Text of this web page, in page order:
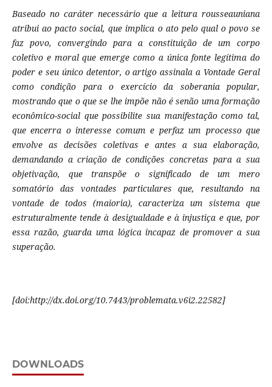
Baseado no caráter necessário que a leitura rousseauniana
atribui ao pacto social, que implica o ato pelo qual o povo se
faz povo, convergindo para a constituição de um corpo
coletivo e moral que emerge como a única fonte legítima do
poder e seu único detentor, o artigo assinala a Vontade Geral
como condição para o exercício da soberania popular,
mostrando que o que se lhe impõe não é senão uma formação
econômico-social que possibilite sua manifestação como tal,
que encerra o interesse comum e perfaz um processo que
envolve as decisões coletivas e antes a sua elaboração,
demandando a criação de condições concretas para a sua
objetivação, que transpõe o significado de um mero
somatório das vontades particulares que, resultando na
vontade de todos (maioria), caracteriza um sistema que
estruturalmente tende à desigualdade e à injustiça e que, por
essa razão, guarda uma lógica incapaz de promover a sua
superação.
[doi:http://dx.doi.org/10.7443/problemata.v6i2.22582]
DOWNLOADS